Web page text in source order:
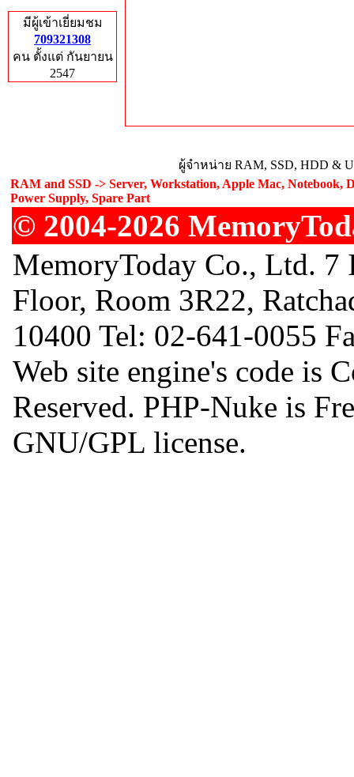
มีผู้เข้าเยี่ยมชม
709321308
คน ตั้งแต่ กันยายน
2547
ผู้จำหน่าย RAM, SSD, HDD &
RAM and SSD -> Server, Workstation, Apple Mac, Notebook,
Power Supply, Spare Part
© 2004-2026
MemoryToday Co., Ltd.
Floor, Room 3R22,
10400 Tel: 02-641-0055
Web site engine's code is
Reserved. PHP-Nuke is
GNU/GPL license.